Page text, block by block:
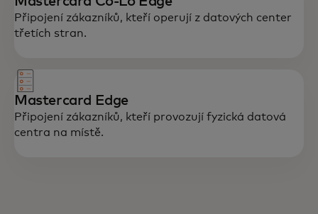
Připojení zákazníků, kteří operují z datových center
třetích stran.
Mastercard Edge
Připojení zákazníků, kteří provozují fyzická datová
centra na místě.